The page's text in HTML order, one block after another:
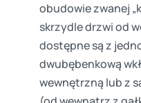
obudowie zwanej
skrzydle drzwi od
dostępne są z
dwubębenkową
wewnętrzną lub z